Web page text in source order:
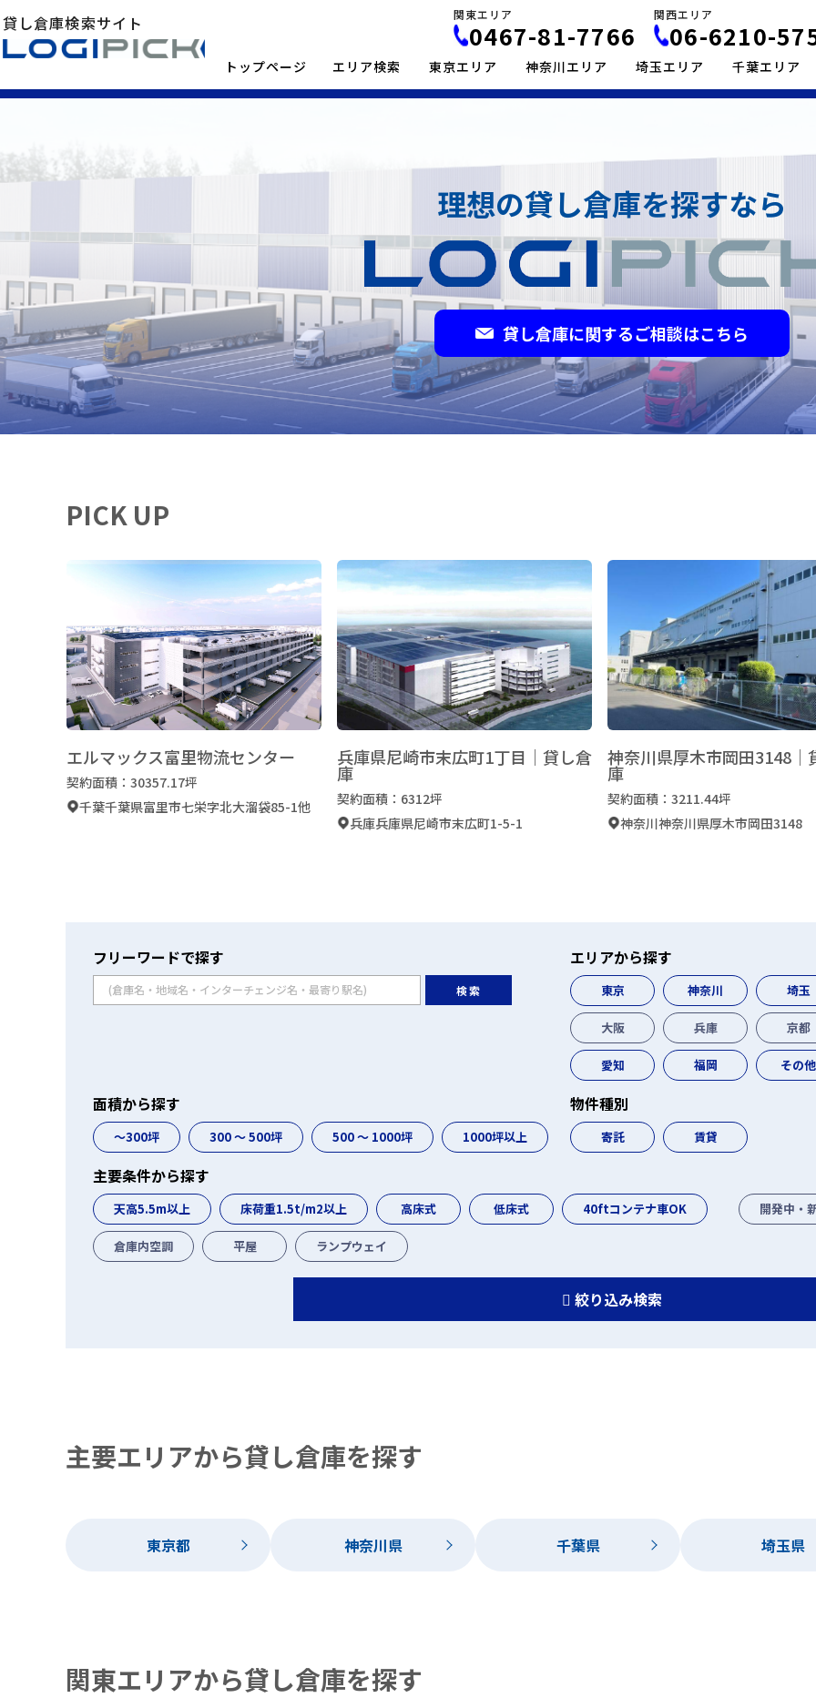
貸し倉庫検索サイト 関東エリア
0467-81-7766
関西エリア
06-6210-
トップページ エリア検索 東京エリア 神奈川エリア 埼玉エリア 千葉エリア
理想の貸し倉庫を探すなら
貸し倉庫に関するご相談はこちら
PICK UP
エルマックス富里物流センター
契約面積：30357.17坪
千葉千葉県富里市七栄字北大溜袋85-1他
兵庫県尼崎市末広町1丁目｜貸し倉
庫
契約面積：6312坪
兵庫兵庫県尼崎市末広町1-5-1
神奈川県厚木市岡田3148｜
庫
契約面積：3211.44坪
神奈川神奈川県厚木市岡田3148
フリーワードで探す
検索
エリアから探す
東京 神奈川 埼玉
大阪 兵庫 京都
愛知 福岡 その他
面積から探す
〜300坪 300 〜 500坪 500 〜 1000坪 1000坪以上
物件種別
寄託 賃貸
主要条件から探す
天高5.5m以上 床荷重1.5t/m2以上 高床式 低床式 40ftコンテナ車OK 開発中・
倉庫内空調 平屋 ランプウェイ
絞り込み検索
主要エリアから貸し倉庫を探す
東京都 神奈川県 千葉県 埼玉県
関東エリアから貸し倉庫を探す